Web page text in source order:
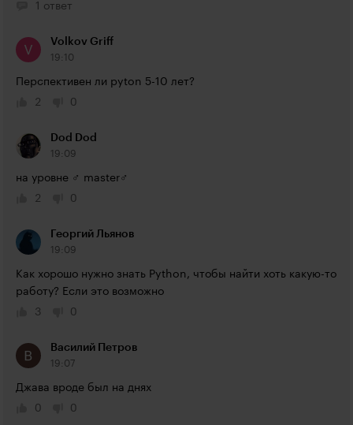
1 ответ
Volkov Griff
19:10
Перспективен ли pyton 5-10 лет?
2
0
Dod Dod
19:09
на уровне ♂ master♂
2
0
Георгий Льянов
19:09
Как хорошо нужно знать Python, чтобы найти хоть какую-то
работу? Если это возможно
3
0
Василий Петров
19:07
Джава вроде был на днях
0
0